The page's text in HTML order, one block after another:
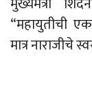
“महायुतीची
मात्र नाराजीचे